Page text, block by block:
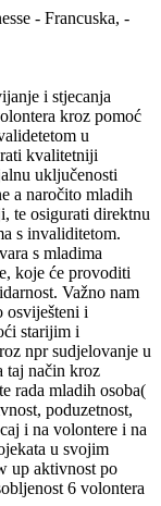
- Francuska, -
i stjecanja
kroz pomoć
u
kvalitetniji
uključenosti
a naročito mladih
te osigurati direktnu
s invaliditetom.
s mladima
koje će provoditi
Važno nam
osviješteni i
starijim i
npr sudjelovanje u
taj način kroz
rada mladih osoba(
poduzetnost,
i na volontere i na
u svojim
up aktivnost po
6 volontera